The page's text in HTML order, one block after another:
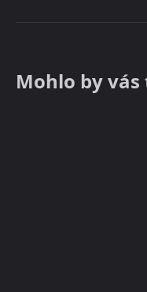
Mohlo by